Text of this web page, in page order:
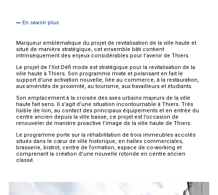
En savoir plus
Marqueur emblématique du projet de revitalisation de la ville haute et
situé de manière stratégique, cet ensemble bâti contient
intrinsèquement des enjeux considérables pour l’avenir de Thiers.
Le projet de l’îlot Défi mode est stratégique pour la revitalisation de la
ville haute à Thiers. Son programme mixte et polarisant en fait le
support d’une activation nouvelle, liée au commerce, à la restauration,
aux aménités de proximité, au tourisme, aux travailleurs et étudiants.
Son emplacement à la croisée des axes urbains majeurs de la ville
haute fait sens. Il s’agit d’une situation incontournable à Thiers. Très
lisible de loin, au contact des principaux équipements et en entrée du
centre ancien depuis la ville basse, ce projet est l’occasion de
renouveler de manière proactive l’image de la ville haute de Thiers.
Le programme porte sur la réhabilitation de trois immeubles accolés
situés dans le cœur de ville historique, en halles commerciales,
brasserie, bistrot, centre de formation, espace de co-working et
comprenant la création d’une nouvelle rotonde en centre ancien
classé.